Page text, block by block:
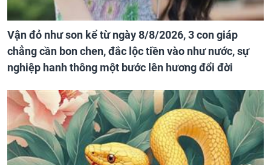
Vận đỏ như son kể từ ngày 8/8/2026, 3 con giáp
chẳng cần bon chen, đắc lộc tiền vào như nước, sự
nghiệp hanh thông một bước lên hương đổi đời